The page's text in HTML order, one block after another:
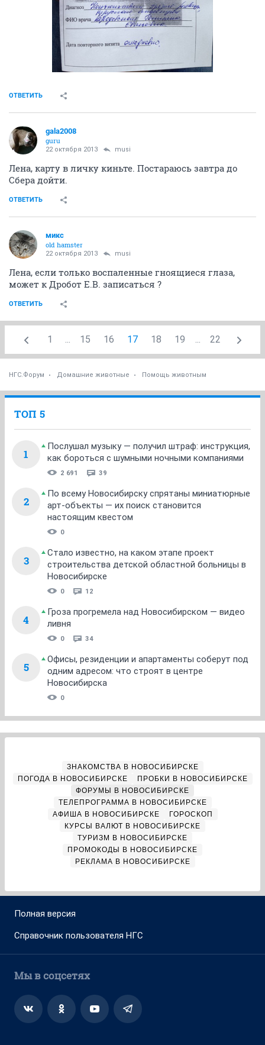
ОТВЕТИТЬ
gala2008
guru
22 октября 2013 musi
Лена, карту в личку киньте. Постараюсь завтра до
Сбера дойти.
ОТВЕТИТЬ
микс
old hamster
22 октября 2013 musi
Лена, если только воспаленные гноящиеся глаза,
может к Дробот Е.В. записаться ?
ОТВЕТИТЬ
1 ... 15 16 17 18 19 ... 22
НГС.Форум Домашние животные Помощь животным
ТОП 5
1
Послушал музыку — получил штраф: инструкция,
как бороться с шумными ночными компаниями
2 691 39
2
По всему Новосибирску спрятаны миниатюрные
арт-объекты — их поиск становится
настоящим квестом
0
3
Стало известно, на каком этапе проект
строительства детской областной больницы в
Новосибирске
0 12
4
Гроза прогремела над Новосибирском — видео
ливня
0 34
5
Офисы, резиденции и апартаменты соберут под
одним адресом: что строят в центре
Новосибирска
0
ЗНАКОМСТВА В НОВОСИБИРСКЕ
ПОГОДА В НОВОСИБИРСКЕ
ПРОБКИ В НОВОСИБИРСКЕ
ФОРУМЫ В НОВОСИБИРСКЕ
ТЕЛЕПРОГРАММА В НОВОСИБИРСКЕ
АФИША В НОВОСИБИРСКЕ
ГОРОСКОП
КУРСЫ ВАЛЮТ В НОВОСИБИРСКЕ
ТУРИЗМ В НОВОСИБИРСКЕ
ПРОМОКОДЫ В НОВОСИБИРСКЕ
РЕКЛАМА В НОВОСИБИРСКЕ
Полная версия
Справочник пользователя НГС
Мы в соцсетях